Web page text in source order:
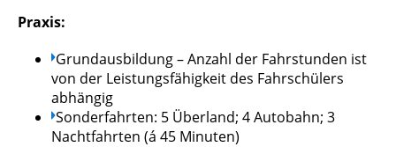
Praxis:
Grundausbildung – Anzahl der Fahrstunden ist
von der Leistungsfähigkeit des Fahrschülers
abhängig
Sonderfahrten: 5 Überland; 4 Autobahn; 3
Nachtfahrten (á 45 Minuten)